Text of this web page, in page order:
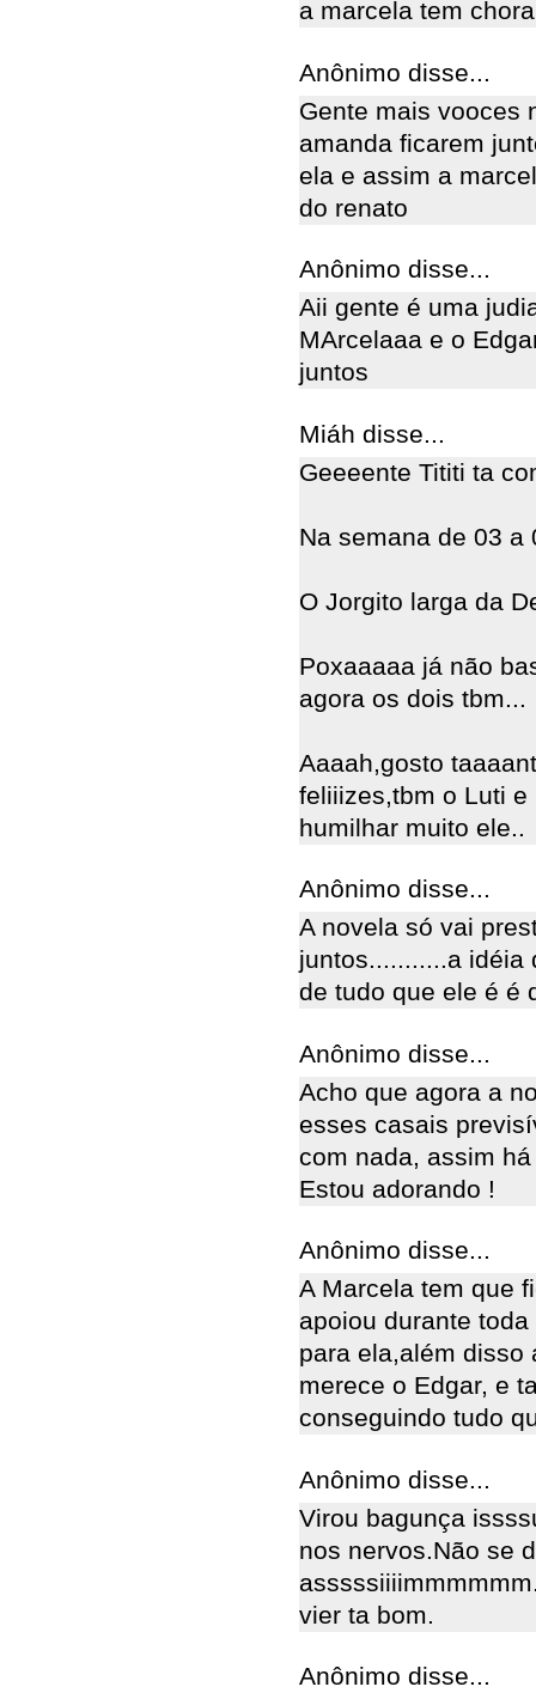
a marcela tem
Anônimo disse...
Gente mais vooces
amanda ficarem
ela e assim a
do renato
Anônimo disse...
Aii gente é uma
MArcelaaa e o
juntos
Miáh disse...
Geeeente Tititi ta
Na semana de 03 a
O Jorgito larga da
Poxaaaaa já não
agora os dois tbm...
Aaaah,gosto
feliiizes,tbm o Luti
humilhar muito ele..
Anônimo disse...
A novela só vai
juntos...........a idéia
de tudo que ele é é
Anônimo disse...
Acho que agora a
esses casais
com nada, assim
Estou adorando !
Anônimo disse...
A Marcela tem que
apoiou durante
para ela,além disso
merece o Edgar, e
conseguindo tudo
Anônimo disse...
Virou bagunça
nos nervos.Não se
vier ta bom.
Anônimo disse...